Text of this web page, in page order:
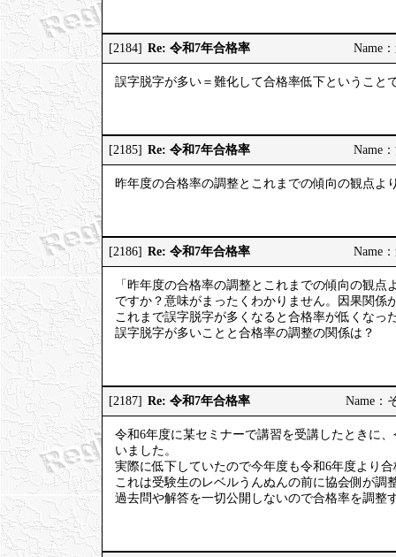
[2184] Re: 令和7年合格率 Name
誤字脱字が多い＝難化して合格率低下ということ
[2185] Re: 令和7年合格率 Name
昨年度の合格率の調整とこれまでの傾向の観点よ
[2186] Re: 令和7年合格率 Name
「昨年度の合格率の調整とこれまでの傾向の観
ですか？意味がまったくわかりません。因果関係
これまで誤字脱字が多くなると合格率が低くなっ
誤字脱字が多いことと合格率の調整の関係は？
[2187] Re: 令和7年合格率 Name：
令和6年度に某セミナーで講習を受講したときに
いました。
実際に低下していたので今年度も令和6年度より
これは受験生のレベルうんぬんの前に協会側が調
過去問や解答を一切公開しないので合格率を調整